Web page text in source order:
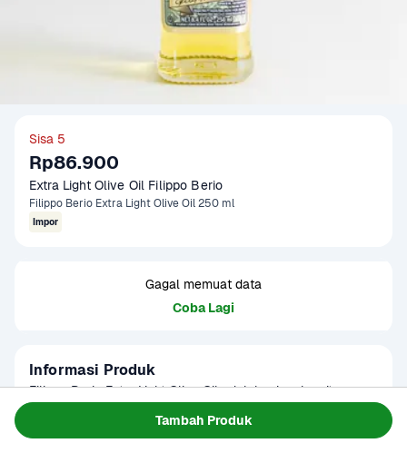
Tambah Produk
Sisa 5
Rp86.900
Extra Light Olive Oil Filippo Berio
Filippo Berio Extra Light Olive Oil 250 ml
Impor
Gagal memuat data
Coba Lagi
Informasi Produk
Filippo Berio Extra Light Olive Oil adalah minyak zaitun
cocok untuk memasak sehari-hari. Dengan titik asap yang